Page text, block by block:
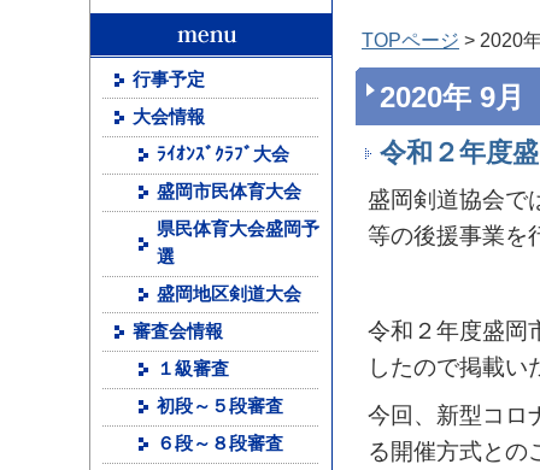
TOPページ > 2020
2020年 9月
令和２年度
盛岡剣道協会で
等の後援事業を
令和２年度盛岡
したので掲載い
今回、新型コロ
る開催方式との
行事予定
大会情報
ﾗｲｵﾝｽﾞｸﾗﾌﾞ大会
盛岡市民体育大会
県民体育大会盛岡予
選
盛岡地区剣道大会
審査会情報
１級審査
初段～５段審査
６段～８段審査